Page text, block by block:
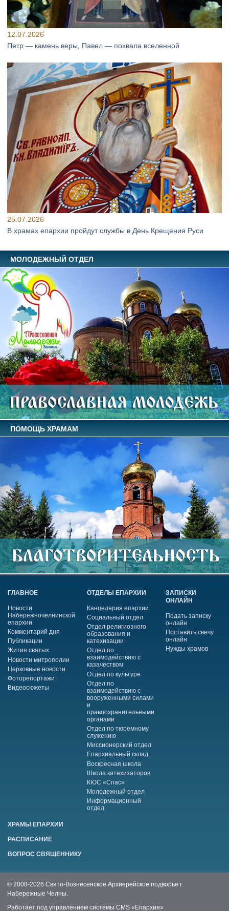
12.07.2026
Петр — камень веры, Павел — похвала вселенной
25.07.2026
В храмах епархии пройдут службы в День Крещения Руси
МОЛОДЕЖНЫЙ ОТДЕЛ
ПОМОЩЬ ХРАМАМ
ГЛАВНОЕ
Новости
Набережночелнинской
епархии
Комментарий дня
Публикации
Жития святых
Новости митрополии
Церковные новости
Фоторепортажи
Видеосюжеты
ОТДЕЛЫ ЕПАРХИИ
Канцелярия епархии
Социальный отдел
Отдел религиозного
образования и
катехизации
Отдел по
взаимодействию с
казачеством
Отдел по культуре
Отдел по
взаимодействию с
вооруженными силами
и
правоохранительными
органами
Отдел по тюремному
служению
Миссионерский отдел
Епархиальный склад
Воскресная школа
Школа катехизаторов
КЮС «Спас»
Молодежный отдел
Информационный
отдел
ЗАПИСКИ
ОНЛАЙН
Подать записку
онлайн
Поставить свечу
онлайн
Нужды храмов
ХРАМЫ ЕПАРХИИ
РАСПИСАНИЕ
ВОПРОС СВЯЩЕННИКУ
© 2008-2026 Свято-Вознесенское Архиерейское подворье г.
Набережные Челны.
Работает под управлением системы CMS «Епархия»